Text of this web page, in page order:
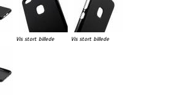
Vis stort billede Vis stort billede